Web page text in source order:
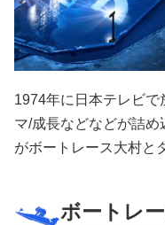
1974年に日本テレビで
マ/成長などなどが詰め
がボートレース大村と
ボートレ